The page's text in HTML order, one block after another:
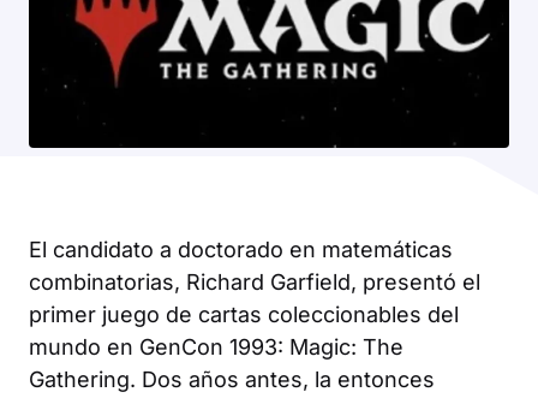
El candidato a doctorado en matemáticas
combinatorias, Richard Garfield, presentó el
primer juego de cartas coleccionables del
mundo en GenCon 1993: Magic: The
Gathering. Dos años antes, la entonces